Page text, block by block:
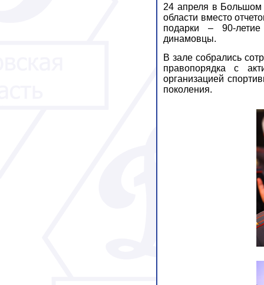
24 апреля в Большом
области вместо
подарки – 90-
динамовцы.
В зале собрались
правопорядка с
организацией
поколения.